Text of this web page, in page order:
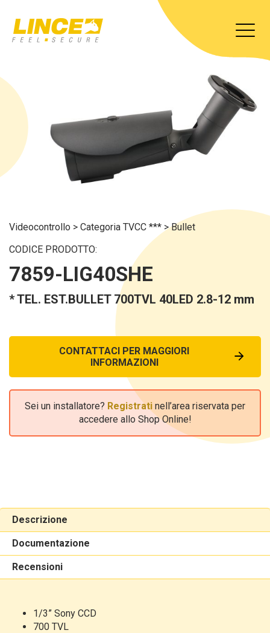
Videocontrollo > Categoria TVCC *** >Bullet
CODICE PRODOTTO:
7859-LIG40SHE
* TEL. EST.BULLET 700TVL 40LED 2.8-12 mm
CONTATTACI PER MAGGIORI
INFORMAZIONI
Sei un installatore? Registrati nell’area riservata per
accedere allo Shop Online!
Descrizione
Documentazione
Recensioni
1/3” Sony CCD
700 TVL